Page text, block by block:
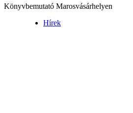
Könyvbemutató Marosvásárhelyen
Hírek